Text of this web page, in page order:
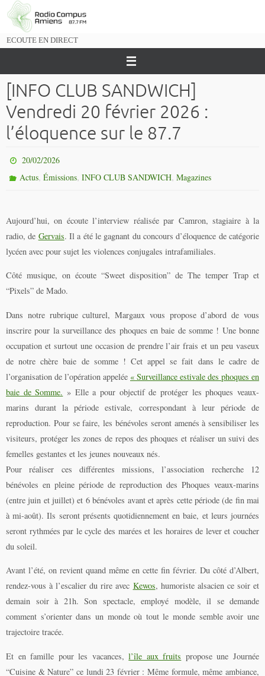
Passer
vers
ECOUTE EN DIRECT
[INFO CLUB SANDWICH]
Vendredi 20 février 2026 :
l’éloquence sur le 87.7
20/02/2026
Actus,Émissions,INFO CLUB SANDWICH,Magazines
Aujourd’hui, on écoute l’interview réalisée par Camron, stagiaire à la
radio, de Gervais. Il a été le gagnant du concours d’éloquence de catégorie
lycéen avec pour sujet les violences conjugales intrafamiliales.
Côté musique, on écoute “Sweet disposition” de The temper Trap et
“Pixels” de Mado.
Dans notre rubrique culturel, Margaux vous propose d’abord de vous
inscrire pour la surveillance des phoques en baie de somme ! Une bonne
occupation et surtout une occasion de prendre l’air frais et un peu vaseux
de notre chère baie de somme ! Cet appel se fait dans le cadre de
l’organisation de l’opération appelée « Surveillance estivale des phoques en
baie de Somme. » Elle a pour objectif de protéger les phoques veaux-
marins durant la période estivale, correspondant à leur période de
reproduction. Pour se faire, les bénévoles seront amenés à sensibiliser les
visiteurs, protéger les zones de repos des phoques et réaliser un suivi des
femelles gestantes et les jeunes nouveaux nés.
Pour réaliser ces différentes missions, l’association recherche 12
bénévoles en pleine période de reproduction des Phoques veaux-marins
(entre juin et juillet) et 6 bénévoles avant et après cette période (de fin mai
à mi-août). Ils seront présents quotidiennement en baie, et leurs journées
seront rythmées par le cycle des marées et les horaires de lever et coucher
du soleil.
Avant l’été, on revient quand même en cette fin février. Du côté d’Albert,
rendez-vous à l’escalier du rire avec Kewos, humoriste alsacien ce soir et
demain soir à 21h. Son spectacle, employé modèle, il se demande
comment s’orienter dans un monde où tout le monde semble avoir une
trajectoire tracée.
Et en famille pour les vacances,l’île aux fruits propose une Journée
“Cuisine & Nature” ce lundi 23 février : Même formule, même ambiance,